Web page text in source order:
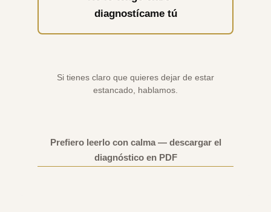
diagnostícame tú
Si tienes claro que quieres dejar de estar
estancado, hablamos.
Prefiero leerlo con calma — descargar el
diagnóstico en PDF